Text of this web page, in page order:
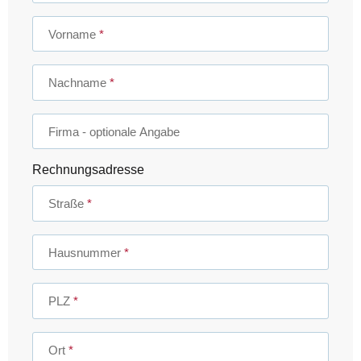
Arena Powerskin Primo Wettkampfkollektion
Welche Gründe sprechen für den Powerskin Primo von arena
Wie wähle ich die richtige Schwimmbrille?
Anhand dieses Quizes wirst du feststellen können,
welche Art Schwimmbrille am besten geeignet ist für
dich. Probiere es gleich mal aus.
Weiter
Vorname
Nachname
Firma - optionale Angabe
Rechnungsadresse
Straße
Hausnummer
PLZ
Ort